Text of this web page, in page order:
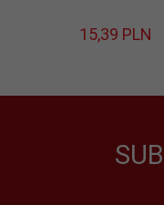
15,39 PLN